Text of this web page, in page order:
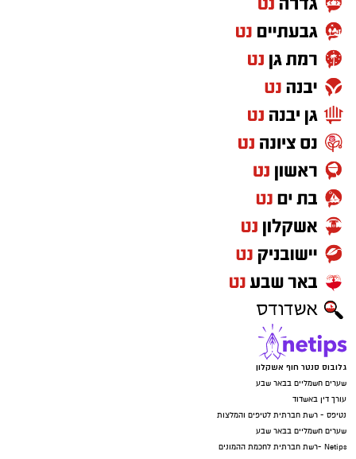
גלובוס סנטר חוף אשקלון
שערים חשמליים בבאר שבע
עורך דין באשדוד
נטיפס - רשת חברתית לטיפים והמלצות
שערים חשמליים בבאר שבע
Netips -רשת חברתית לחכמת ההמונים